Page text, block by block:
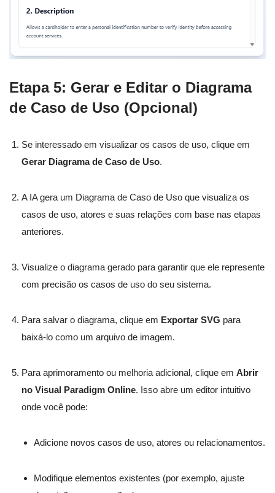
Etapa 5: Gerar e Editar o Diagrama
de Caso de Uso (Opcional)
Se interessado em visualizar os casos de uso, clique em
Gerar Diagrama de Caso de Uso.
A IA gera um Diagrama de Caso de Uso que visualiza os
casos de uso, atores e suas relações com base nas etapas
anteriores.
Visualize o diagrama gerado para garantir que ele represente
com precisão os casos de uso do seu sistema.
Para salvar o diagrama, clique em Exportar SVG para
baixá-lo como um arquivo de imagem.
Para aprimoramento ou melhoria adicional, clique em Abrir
no Visual Paradigm Online. Isso abre um editor intuitivo
onde você pode:
Adicione novos casos de uso, atores ou relacionamentos.
Modifique elementos existentes (por exemplo, ajuste